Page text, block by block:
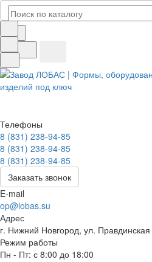
Телефоны
8 (831) 238-94-85
8 (831) 238-94-85
8 (831) 238-94-85
Заказать звонок
E-mail
op@lobas.su
Адрес
г. Нижний Новгород, ул.
Режим работы
Пн - Пт: с 8:00 до 18:00